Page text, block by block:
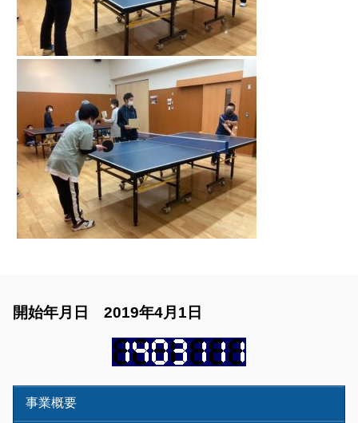
開始年月日 2019年4月1日
事業概要